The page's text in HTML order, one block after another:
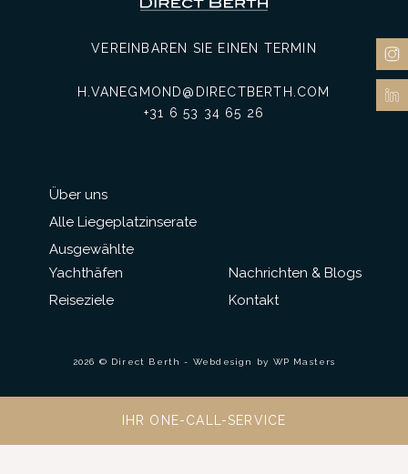
Über uns
Alle Liegeplatzinserate
Ausgewählte
Yachthäfen
Reiseziele
VEREINBAREN SIE EINEN TERMIN
H.VANEGMOND@DIRECTBERTH.COM
+31 6 53 34 65 26
Nachrichten & Blogs
Kontakt
2026 © Direct Berth - Webdesign by WP Masters
IHR ONE-CALL-SERVICE